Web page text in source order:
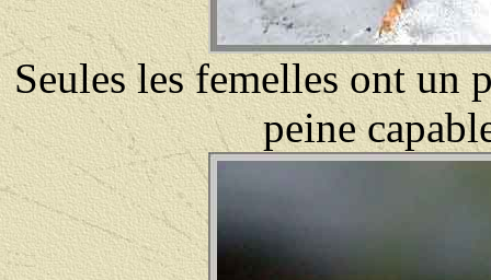
Seules les femelles ont
peine